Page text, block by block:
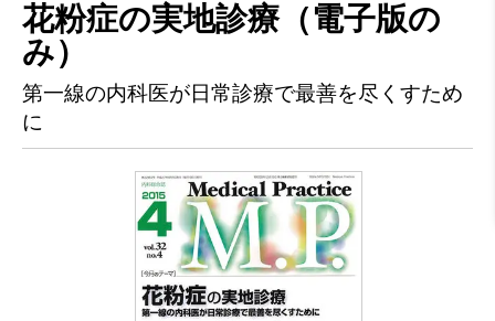
花粉症の実地診療（電子版の
み）
第一線の内科医が日常診療で最善を尽くすため
に